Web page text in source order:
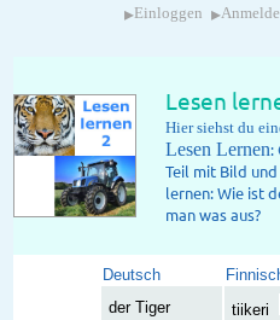
▸ Einloggen ▸
Lesen
Hier siehst du
Lesen Lernen:
Teil mit Bild und
lernen: Wie ist
man was aus?
Deutsch
der Tiger
tiikeri